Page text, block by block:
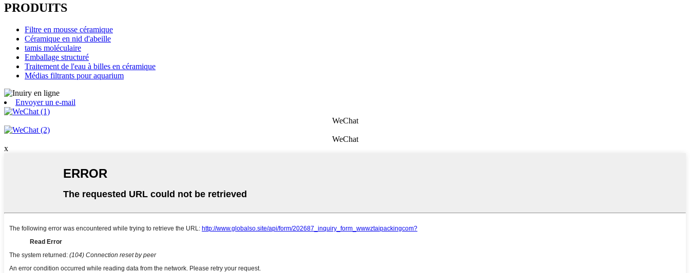
PRODUITS
Filtre en mousse céramique
Céramique en nid d'abeille
tamis moléculaire
Emballage structuré
Traitement de l'eau à billes en céramique
Médias filtrants pour aquarium
Envoyer un e-mail
WeChat
WeChat
x